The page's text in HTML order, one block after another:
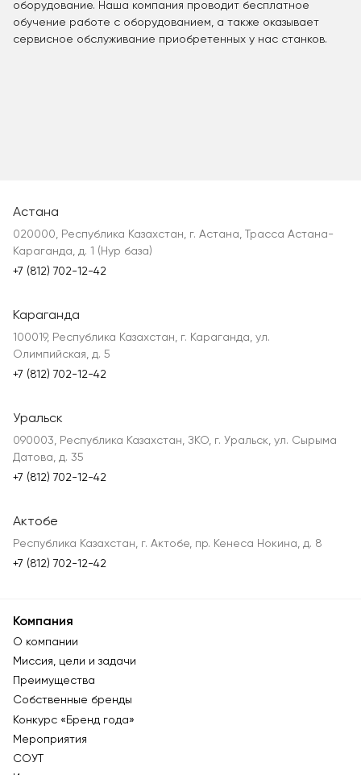
оборудование. Наша компания проводит бесплатное
обучение работе с оборудованием, а также оказывает
сервисное обслуживание приобретенных у нас станков.
Астана
020000, Республика Казахстан, г. Астана, Трасса Астана-
Караганда, д. 1 (Нур база)
+7 (812) 702-12-42
Караганда
100019, Республика Казахстан, г. Караганда, ул.
Олимпийская, д. 5
+7 (812) 702-12-42
Уральск
090003, Республика Казахстан, ЗКО, г. Уральск, ул. Сырыма
Датова, д. 35
+7 (812) 702-12-42
Актобе
Республика Казахстан, г. Актобе, пр. Кенеса Нокина, д. 8
+7 (812) 702-12-42
Компания
О компании
Миссия, цели и задачи
Преимущества
Собственные бренды
Конкурс «Бренд года»
Мероприятия
СОУТ